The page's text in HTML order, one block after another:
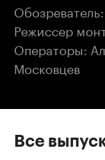
Режиссер
Операторы:
Московцев
Все